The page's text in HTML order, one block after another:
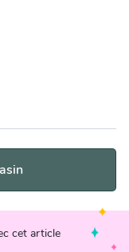
cet article